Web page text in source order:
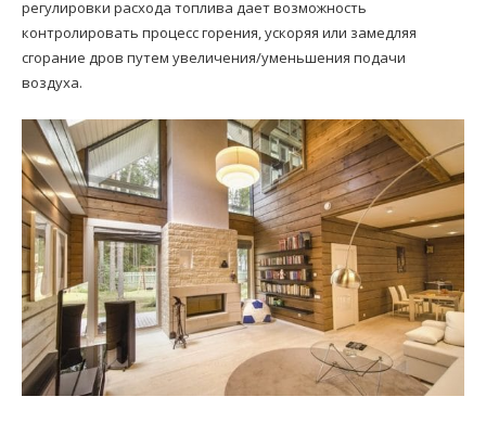
регулировки расхода топлива дает возможность
контролировать процесс горения, ускоряя или замедляя
сгорание дров путем увеличения/уменьшения подачи
воздуха.